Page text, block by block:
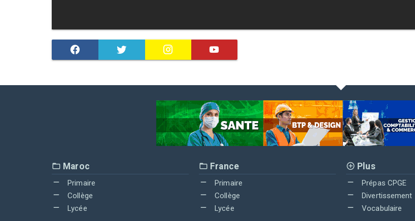
Maroc
Primaire
Collège
Lycée
France
Primaire
Collège
Lycée
Plus
Prépas CPGE
Divertissement
Vocabulaire